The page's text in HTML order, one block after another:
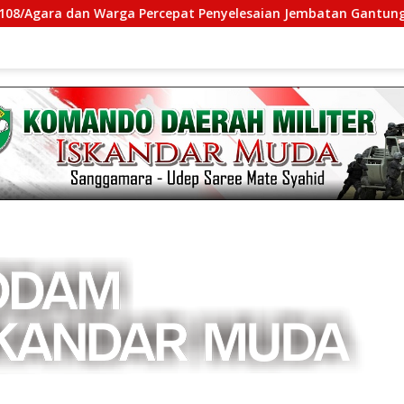
Percepat Penyelesaian Jembatan Gantung di Ds.